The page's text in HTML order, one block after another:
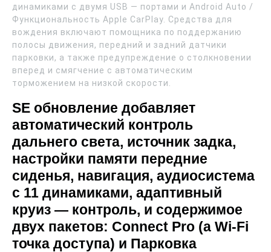
динамиками с двумя USB — портами и Android Auto /
Функциональность Apple CarPlay. Средства для
вождения включают помощника по поддержанию
полосы движения, передний и задний датчики
парковки, а также предупреждение о столкновении
вперед и смягчение с автоматическим
торможением на низкой скорости.
SE обновление добавляет
автоматический контроль
дальнего света, источник задка,
настройки памяти передние
сиденья, навигация, аудиосистема
с 11 динамиками, адаптивный
круиз — контроль, и содержимое
двух пакетов: Connect Pro (а Wi-Fi
точка доступа) и Парковка